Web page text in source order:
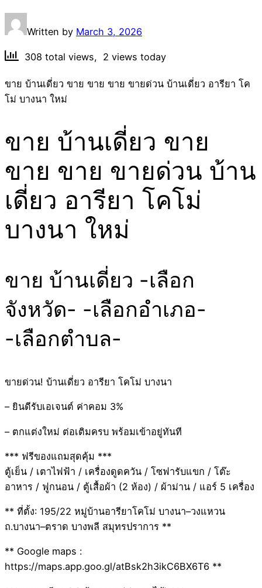
Written by March 3, 2026
308 total views, 2 views today
ขาย บ้านเดี่ยว ขาย ขาย ขาย ขายด่วน บ้านเดี่ยว อารียา โค
โม่ บางนา ใหม่
ขาย บ้านเดี่ยว ขาย
ขาย ขาย ขายด่วน บ้าน
เดี่ยว อารียา โคโม่
บางนา ใหม่
ขาย บ้านเดี่ยว -เลือก
จังหวัด- -เลือกอำเภอ-
-เลือกตำบล-
ขายด่วน! บ้านเดี่ยว อารียา โคโม่ บางนา
– ยินดีรับเอเจนต์ ค่าคอม 3%
– ตกแต่งใหม่ ต่อเติมครบ พร้อมเข้าอยู่ทันที
*** ฟรีของแถมสุดคุ้ม ***
ตู้เย็น / เตาไฟฟ้า / เครื่องดูดควัน / โซฟารับแขก / โต๊ะ
อาหาร / ฟูกนอน / ตู้เสื้อผ้า (2 ห้อง) / ผ้าม่าน / แอร์ 5 เครื่อง
** ที่ตั้ง: 195/22 หมู่บ้านอารียาโคโม่ บางนา–วงแหวน
ถ.บางนา–ตราด บางพลี สมุทรปราการ **
** Google maps :
https://maps.app.goo.gl/atBsk2h3ikC6BX6T6 **